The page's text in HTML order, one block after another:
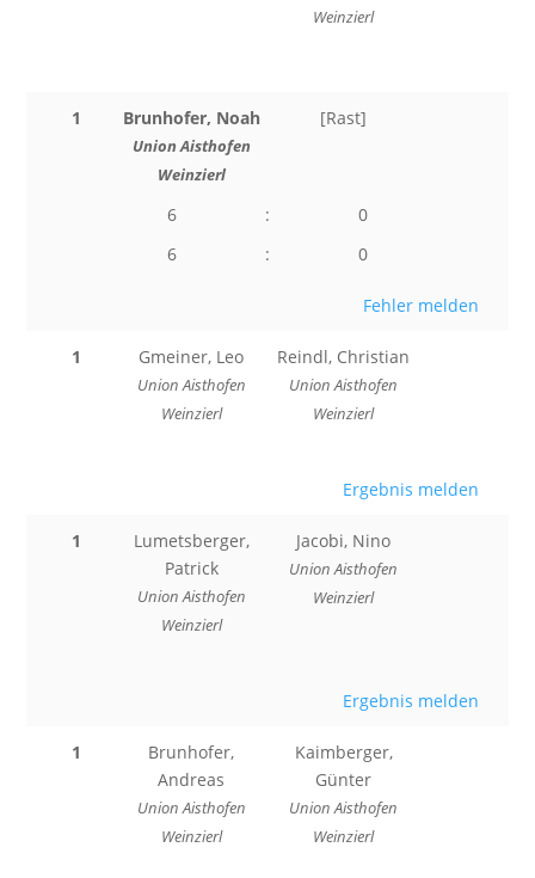
Weinzierl
1 Brunhofer, Noah
Union Aisthofen
Weinzierl
[Rast]
6 :
0
6
: 0
Fehler melden
1 Gmeiner, Leo
Union Aisthofen
Weinzierl
Reindl, Christian
Union Aisthofen
Weinzierl
Ergebnis melden
1
Lumetsberger,
Patrick
Union Aisthofen
Weinzierl
Jacobi, Nino
Union Aisthofen
Weinzierl
Ergebnis melden
1
Brunhofer,
Andreas
Union Aisthofen
Weinzierl
Kaimberger,
Günter
Union Aisthofen
Weinzierl